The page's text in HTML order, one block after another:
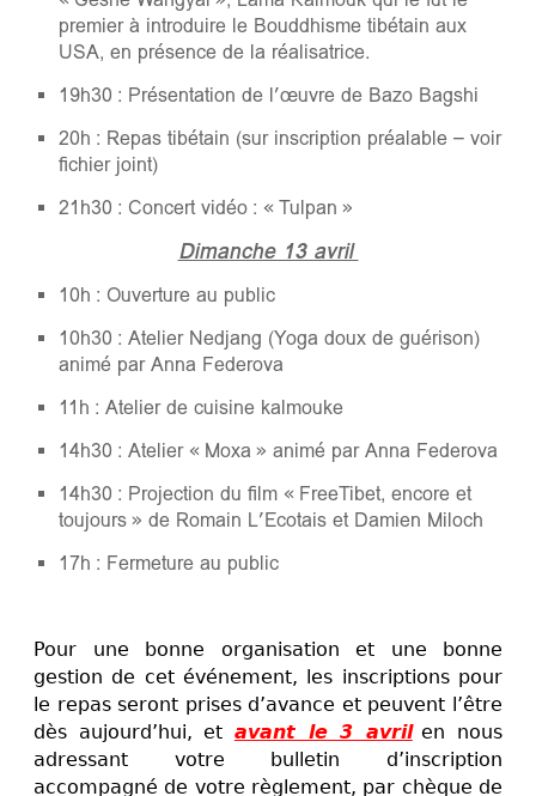
premier à introduire le Bouddhisme tibétain aux
USA, en présence de la réalisatrice.
19h30 : Présentation de l’œuvre de Bazo Bagshi
20h : Repas tibétain (sur inscription préalable – voir
fichier joint)
21h30 : Concert vidéo : « Tulpan »
Dimanche 13 avril
10h : Ouverture au public
10h30 : Atelier Nedjang (Yoga doux de guérison)
animé par Anna Federova
11h : Atelier de cuisine kalmouke
14h30 : Atelier « Moxa » animé par Anna Federova
14h30 : Projection du film « FreeTibet, encore et
toujours » de Romain L’Ecotais et Damien Miloch
17h : Fermeture au public
Pour une bonne organisation et une bonne
gestion de cet événement, les inscriptions pour
le repas seront prises d’avance et peuvent l’être
dès aujourd’hui, et avant le 3 avril en nous
adressant votre bulletin d’inscription
accompagné de votre règlement, par chèque de